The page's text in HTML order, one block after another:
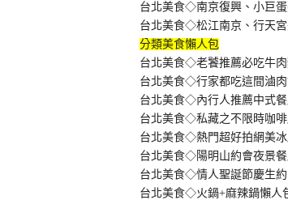
台北美食◇南京復興、小巨
台北美食◇松江南京、行天
分類美食懶人包
台北美食◇老饕推薦必吃牛
台北美食◇行家都吃這間滷
台北美食◇內行人推薦中式
台北美食◇私藏之不限時咖
台北美食◇熱門超好拍網美
台北美食◇陽明山約會夜景
台北美食◇情人聖誕節慶生
台北美食◇火鍋+麻辣鍋懶人